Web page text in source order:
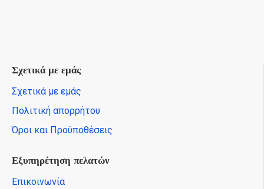
Σχετικά με εμάς
Σχετικά με εμάς
Πολιτική απορρήτου
Όροι και Προϋποθέσεις
Εξυπηρέτηση πελατών
Επικοινωνία